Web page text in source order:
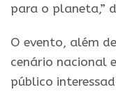
para o planeta,”
O evento, além
cenário nacional
público